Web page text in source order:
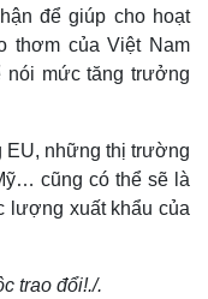
để giúp cho hoạt
thơm của Việt Nam
nói mức tăng trưởng
EU, những thị trường
cũng có thể sẽ là
lượng xuất khẩu của
trao đổi!./.